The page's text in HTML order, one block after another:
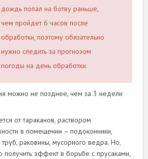
дождь попал на ботву раньше,
чем пройдет 6 часов после
обработки, поэтому обязательно
нужно следить за прогнозом
погоды на день обработки.
можно не позднее, чем за 3 недели
от тараканов, раствором
в помещении – подоконники,
труб, раковины, мусорного ведра. Но,
получить эффект в борьбе с прусаками,